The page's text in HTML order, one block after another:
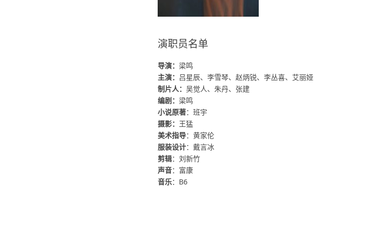
演职员名单
导演：梁鸣
主演： 吕星辰、李雪琴、赵炳锐、李丛喜、艾丽娅
制片人：吴觉人、朱丹、张建
编剧：梁鸣
小说原著：班宇
摄影： 王猛
美术指导：黄家伦
服装设计：戴言冰
剪辑：刘新竹
声音： 富康
音乐： B6